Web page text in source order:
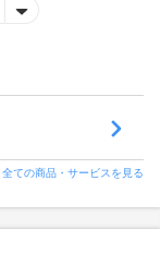
全ての商品・サービスを見る